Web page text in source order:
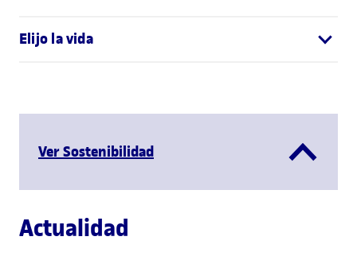
Elijo la vida
Ver Sostenibilidad
Actualidad